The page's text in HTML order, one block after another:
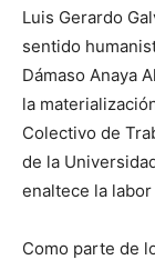
Luis Gerardo
sentido
Dámaso Anaya
la
Colectivo de
de la
enaltece la
Como parte de